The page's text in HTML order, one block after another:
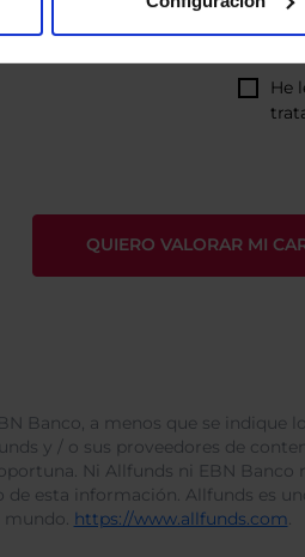
He
Banco, a menos que se
y / o sus proveedores de
Ni Allfunds ni EBN
de esta información. Allfunds es
mundo. https://www.allfunds.com.